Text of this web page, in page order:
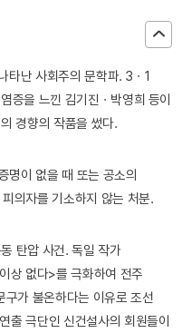
타난 사회주의 문학파. 3ㆍ1
증을 느낀 김기진ㆍ박영희 등이
경향의 작품을 썼다.
명이 없을 때 또는 공소의
의자를 기소하지 않는 처분.
탄압 사건. 독일 작가
상 없다>를 극화하여 전주
가 불온하다는 이유로 조선
출 극단인 신건설사의 회원들이